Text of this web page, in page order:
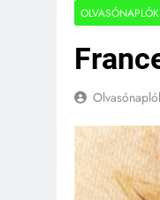
OLVASÓNAPLÓK